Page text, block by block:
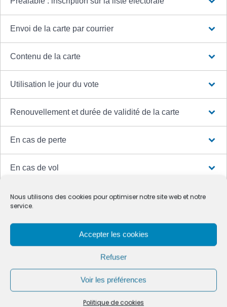
Nous utilisons des cookies pour optimiser notre site web et notre
service.
Accepter les cookies
Refuser
Voir les préférences
Politique de cookies
Envoi de la carte par courrier
Contenu de la carte
Utilisation le jour du vote
Renouvellement et durée de validité de la carte
En cas de perte
En cas de vol
Textes de référence
Services en ligne et formulaires
Questions ? Réponses !